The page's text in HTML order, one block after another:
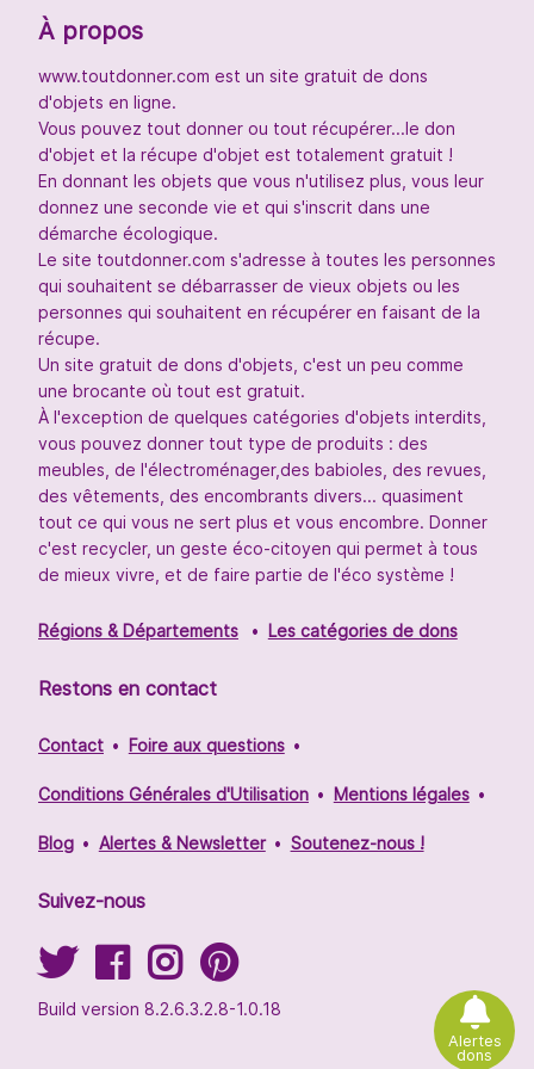
Alertes
dons
À propos
www.toutdonner.com est un site gratuit de dons
d'objets en ligne.
Vous pouvez tout donner ou tout récupérer...le don
d'objet et la récupe d'objet est totalement gratuit !
En donnant les objets que vous n'utilisez plus, vous leur
donnez une seconde vie et qui s'inscrit dans une
démarche écologique.
Le site toutdonner.com s'adresse à toutes les personnes
qui souhaitent se débarrasser de vieux objets ou les
personnes qui souhaitent en récupérer en faisant de la
récupe.
Un site gratuit de dons d'objets, c'est un peu comme
une brocante où tout est gratuit.
À l'exception de quelques catégories d'objets interdits,
vous pouvez donner tout type de produits : des
meubles, de l'électroménager,des babioles, des revues,
des vêtements, des encombrants divers... quasiment
tout ce qui vous ne sert plus et vous encombre. Donner
c'est recycler, un geste éco-citoyen qui permet à tous
de mieux vivre, et de faire partie de l'éco système !
Régions & Départements Les catégories de dons
Restons en contact
Contact Foire aux questions
Conditions Générales d'Utilisation Mentions légales
Blog Alertes & Newsletter Soutenez-nous !
Suivez-nous
Build version 8.2.6.3.2.8-1.0.18